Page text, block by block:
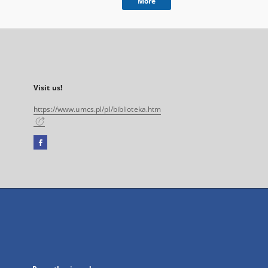
Visit us!
https://www.umcs.pl/pl/biblioteka.htm
Facebook
open